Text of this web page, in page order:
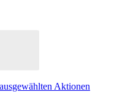
Aktionen